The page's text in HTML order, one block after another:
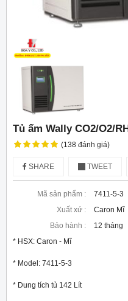
Tủ ấm Wally CO2/O2/
(138 đánh giá)
SHARE TWEET
Mã sản phẩm :
7411-5-3
Xuất xứ :
Caron Mĩ
Bảo hành :
12 tháng
* HSX: Caron - Mĩ
* Model: 7411-5-3
* Dung tích tủ 142 Lít